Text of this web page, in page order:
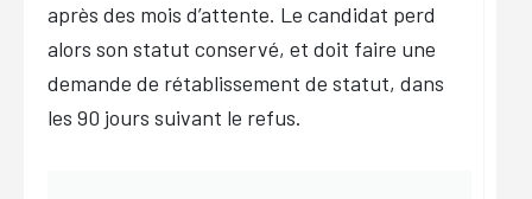
après des mois d’attente. Le candidat perd
alors son statut conservé, et doit faire une
demande de rétablissement de statut, dans
les 90 jours suivant le refus.